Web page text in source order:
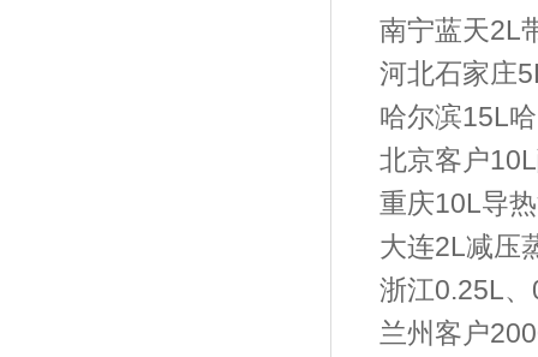
南宁蓝天2L
河北石家庄
哈尔滨15L
北京客户
重庆10L导
大连2L减压
浙江0.25L
兰州客户